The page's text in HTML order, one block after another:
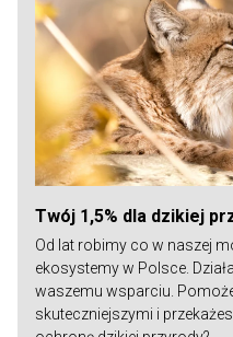
Twój 1,5% dla dzikiej
Od lat robimy co w naszej
ekosystemy w Polsce.
waszemu wsparciu.
skuteczniejszymi i